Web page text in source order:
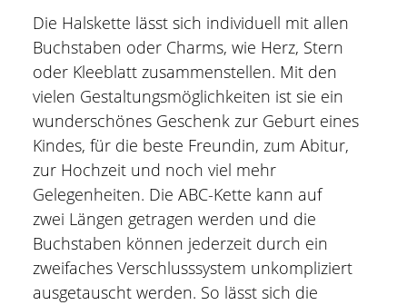
Die Halskette lässt sich individuell mit allen
Buchstaben oder Charms, wie Herz, Stern
oder Kleeblatt zusammenstellen. Mit den
vielen Gestaltungsmöglichkeiten ist sie ein
wunderschönes Geschenk zur Geburt eines
Kindes, für die beste Freundin, zum Abitur,
zur Hochzeit und noch viel mehr
Gelegenheiten. Die ABC-Kette kann auf
zwei Längen getragen werden und die
Buchstaben können jederzeit durch ein
zweifaches Verschlusssystem unkompliziert
ausgetauscht werden. So lässt sich die